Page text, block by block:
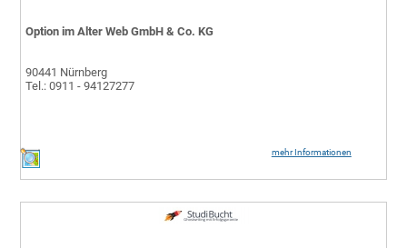
mehr Informationen
Option im Alter Web GmbH & Co. KG
90441 Nürnberg
Tel.: 0911 - 94127277